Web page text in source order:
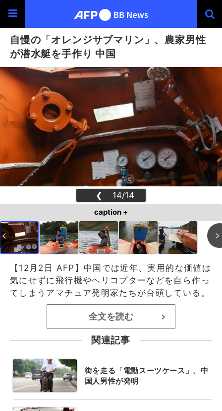
自慢の「オレンジサブマリン」、農家男性
が潜水艇を手作り 中国
❮
14/14
❯
caption +
【12月2日 AFP】中国では近年、実用的な価値は
気にせずに飛行機やヘリコプターなどを自ら作っ
てしまうアマチュア発明家たちが台頭している。
全文を読む >
関連記事
街を走る「電動スーツケース」、中
国人男性が発明